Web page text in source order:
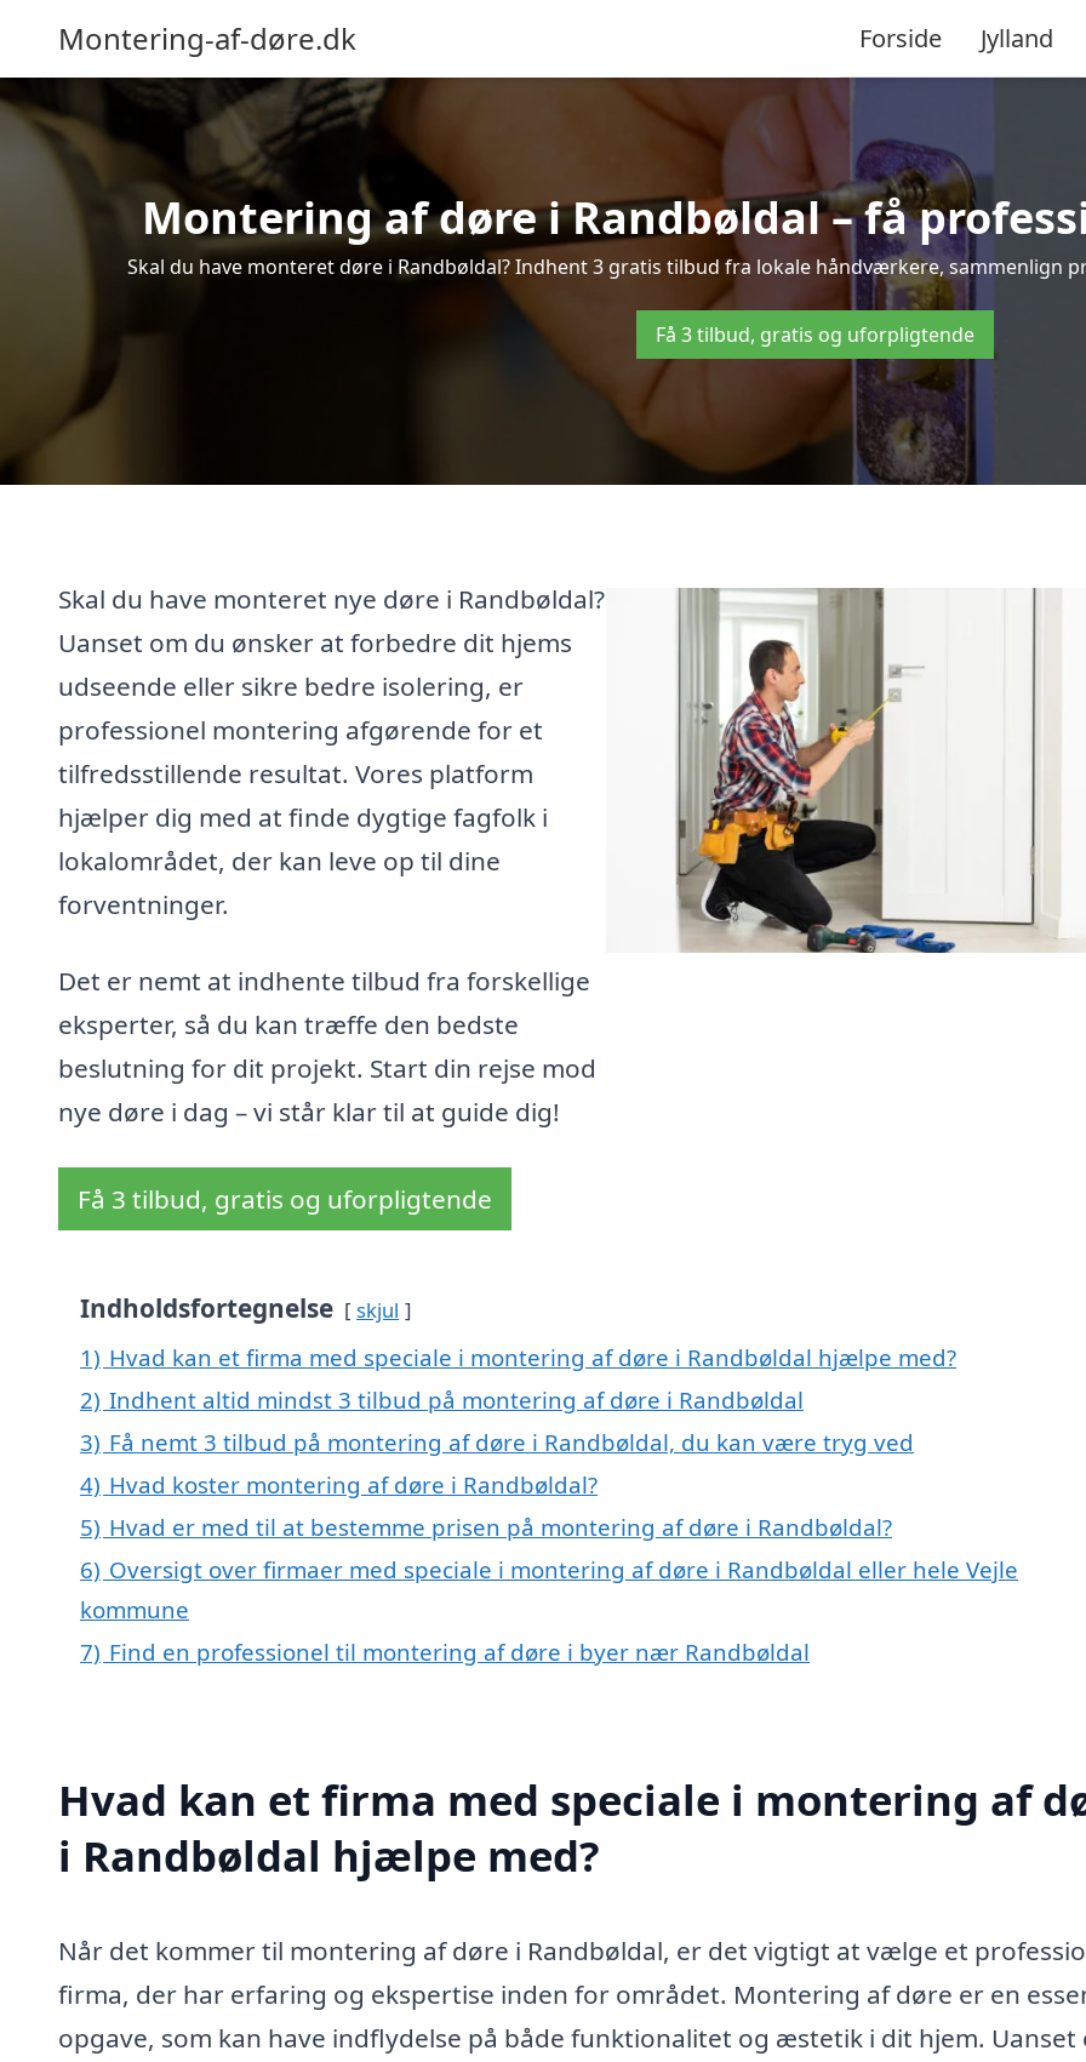
Montering-af-døre.dk Forside Jylland
Montering af døre i Randbøldal – få
Skal du have monteret døre i Randbøldal? Indhent 3 gratis tilbud fra lokale håndværkere, sammenlign
Få 3 tilbud, gratis og uforpligtende
Skal du have monteret nye døre i Randbøldal?
Uanset om du ønsker at forbedre dit hjems
udseende eller sikre bedre isolering, er
professionel montering afgørende for et
tilfredsstillende resultat. Vores platform
hjælper dig med at finde dygtige fagfolk i
lokalområdet, der kan leve op til dine
forventninger.
Det er nemt at indhente tilbud fra forskellige
eksperter, så du kan træffe den bedste
beslutning for dit projekt. Start din rejse mod
nye døre i dag – vi står klar til at guide dig!
Få 3 tilbud, gratis og uforpligtende
Indholdsfortegnelse skjul
1) Hvad kan et firma med speciale i montering af døre i Randbøldal hjælpe med?
2) Indhent altid mindst 3 tilbud på montering af døre i Randbøldal
3) Få nemt 3 tilbud på montering af døre i Randbøldal, du kan være tryg ved
4) Hvad koster montering af døre i Randbøldal?
5) Hvad er med til at bestemme prisen på montering af døre i Randbøldal?
6) Oversigt over firmaer med speciale i montering af døre i Randbøldal eller hele Vejle
kommune
7) Find en professionel til montering af døre i byer nær Randbøldal
Hvad kan et firma med speciale i montering af
i Randbøldal hjælpe med?
Når det kommer til montering af døre i Randbøldal, er det vigtigt at vælge et
firma, der har erfaring og ekspertise inden for området. Montering af døre er en
opgave, som kan have indflydelse på både funktionalitet og æstetik i dit hjem. Uanset